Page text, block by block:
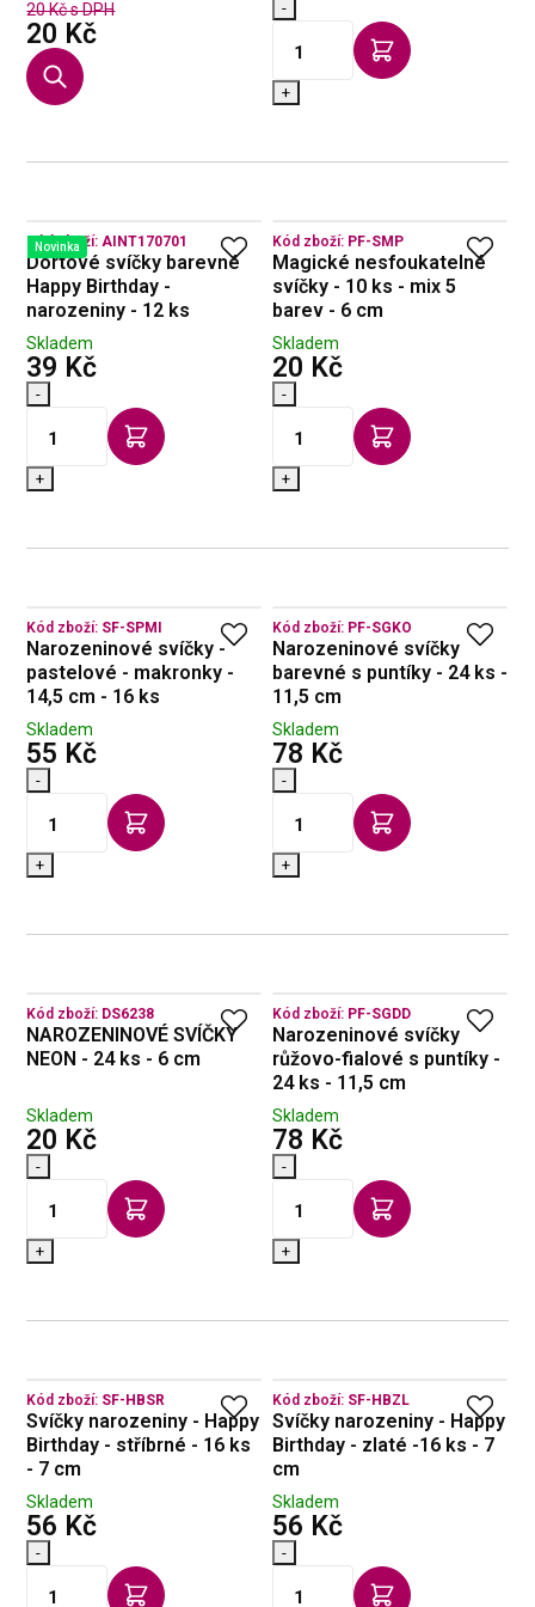
20 Kč s DPH
20 Kčs DPH
-
+
Novinka
Kód zboží: AINT170701
Dortové svíčky barevné
Happy Birthday -
narozeniny - 12 ks
Skladem
39 Kčs DPH
-
+
Kód zboží: PF-SMP
Magické nesfoukatelné
svíčky - 10 ks - mix 5
barev - 6 cm
Skladem
20 Kčs DPH
-
+
Kód zboží: SF-SPMI
Narozeninové svíčky -
pastelové - makronky -
14,5 cm - 16 ks
Skladem
55 Kčs DPH
-
+
Kód zboží: PF-SGKO
Narozeninové svíčky
barevné s puntíky - 24 ks -
11,5 cm
Skladem
78 Kčs DPH
-
+
Kód zboží: DS6238
NAROZENINOVÉ SVÍČKY
NEON - 24 ks - 6 cm
Skladem
20 Kčs DPH
-
+
Kód zboží: PF-SGDD
Narozeninové svíčky
růžovo-fialové s puntíky -
24 ks - 11,5 cm
Skladem
78 Kčs DPH
-
+
Kód zboží: SF-HBSR
Svíčky narozeniny - Happy
Birthday - stříbrné - 16 ks
- 7 cm
Skladem
56 Kčs DPH
-
Kód zboží: SF-HBZL
Svíčky narozeniny - Happy
Birthday - zlaté -16 ks - 7
cm
Skladem
56 Kčs DPH
-